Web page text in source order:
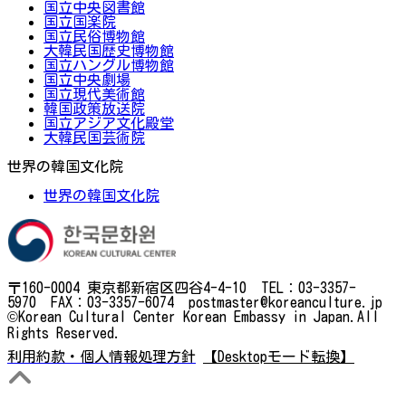
国立中央図書館
国立国楽院
国立民俗博物館
大韓民国歴史博物館
国立ハングル博物館
国立中央劇場
国立現代美術館
韓国政策放送院
国立アジア文化殿堂
大韓民国芸術院
世界の韓国文化院
世界の韓国文化院
〒160-0004 東京都新宿区四谷4-4-10 TEL：03-3357-
5970 FAX：03-3357-6074 postmaster@koreanculture.jp
©Korean Cultural Center Korean Embassy in Japan.All
Rights Reserved.
利用約款・個人情報処理方針
【Desktopモード転換】